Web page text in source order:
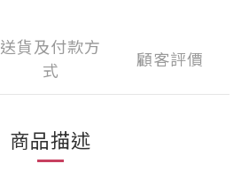
送貨及付款方
式
顧客評價
商品描述